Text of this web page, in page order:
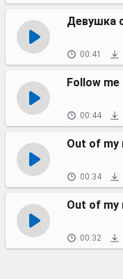
Девушка
00:41
Follow me
00:44
Out of my
00:34
Out of my
00:32